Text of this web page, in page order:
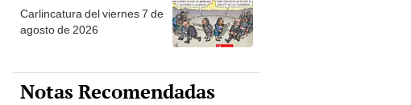
Carlincatura del viernes 7 de
agosto de 2026
Notas Recomendadas